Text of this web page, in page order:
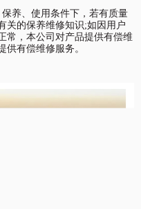
养、使用条件下，若有质量
关的保养维修知识;如因用户
常，本公司对产品提供有偿维
供有偿维修服务。